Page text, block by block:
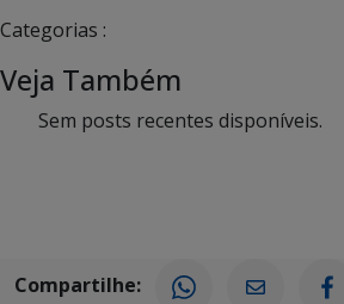
Categorias :
Veja Também
Sem posts recentes disponíveis.
Compartilhe: